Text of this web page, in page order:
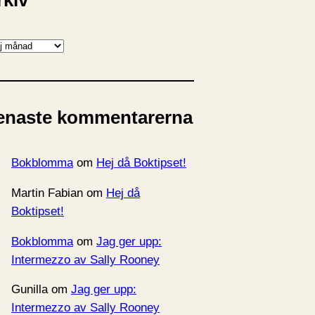
kommentarerna
Bokblommaom Hej då Boktipset!
Martin Fabian om Hej då
Boktipset!
Bokblomma om Jag ger upp:
Intermezzo av Sally Rooney
Gunillaom Jag ger upp:
Intermezzo av Sally Rooney